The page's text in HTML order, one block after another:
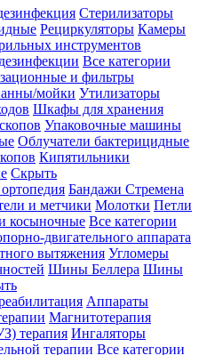
Стерилизаторы
Рециркуляторы Камеры
инструментов
Все категории
и фильтры
мойки Утилизаторы
Шкафы для хранения
Упаковочные машины
Облучатели бактерицидные
Кипятильники
Скрыть
Бандажи Стремена
и метчики Молотки Петли
косыночные Все категории
двигательного аппарата
вытяжения Угломеры
Шины Беллера Шины
Аппараты
Магнитотерапия
терапия Ингаляторы
терапии Все категории